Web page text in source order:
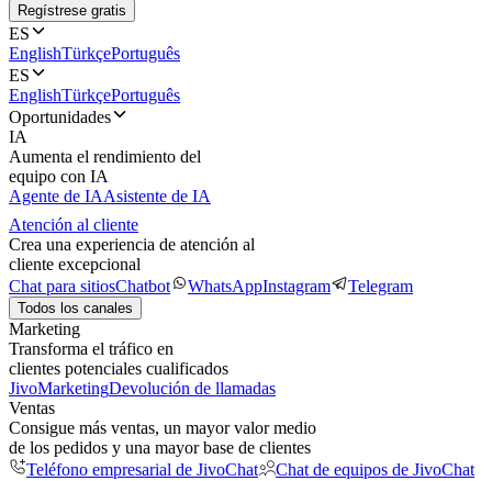
Regístrese gratis
ES
EnglishTürkçePortuguês
ES
EnglishTürkçePortuguês
Oportunidades
IA
Aumenta el rendimiento del
equipo con IA
Agente de IAAsistente de IA
Atención al cliente
Crea una experiencia de atención al
cliente excepcional
Chat para sitiosChatbot WhatsAppInstagram Telegram
Todos los canales
Marketing
Transforma el tráfico en
clientes potenciales cualificados
JivoMarketingDevolución de llamadas
Ventas
Consigue más ventas, un mayor valor medio
de los pedidos y una mayor base de clientes
Teléfono empresarial de JivoChat
Chat de equipos de JivoChat